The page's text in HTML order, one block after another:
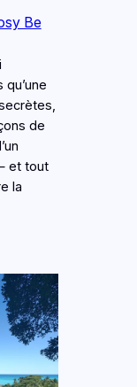
Be
de
et tout
la